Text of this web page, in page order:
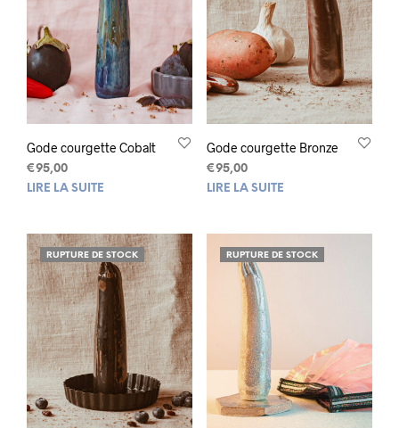
Gode courgette Cobalt
€95,00
LIRE LA SUITE
Gode courgette Bronze
€95,00
LIRE LA SUITE
RUPTURE DE STOCK RUPTURE DE STOCK